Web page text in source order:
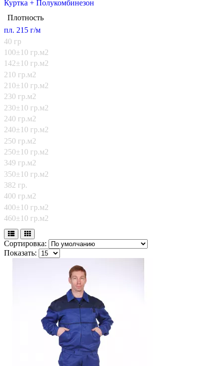
Куртка + Полукомбинезон
Плотность
пл. 215 г/м
40 гр
100±10 гр.м2
142±10 гр.м2
210 гр.м2
210±10 гр.м2
230 гр.м2
230±10 гр.м2
240 гр.м2
240±10 гр.м2
250 гр.м2
250±10 гр.м2
349 гр.м2
350±10 гр.м2
382 гр.
400 гр.м2
400±10 гр.м2
460±10 гр.м2
Сортировка:
Показать: